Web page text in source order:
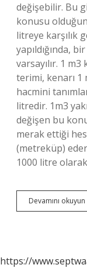
değişebilir. Bu
konusu
litreye karşılık
yapıldığında,
varsayılır. 1
terimi, kenarı
hacmini
litredir. 1m3
değişen bu
merak ettiği
(metreküp)
1000 litre
Devamını okuyun
https://